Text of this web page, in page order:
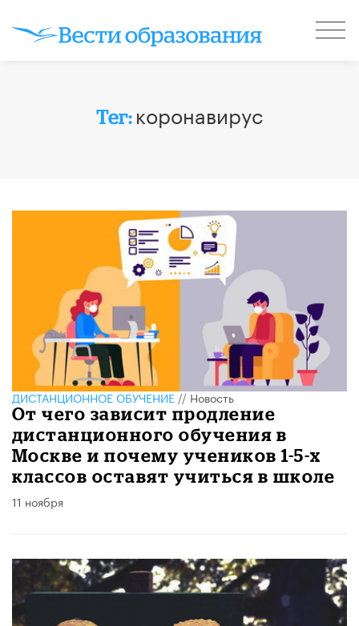
Тег: коронавирус
ДИСТАНЦИОННОЕ ОБУЧЕНИЕ//Новость
От чего зависит продление
дистанционного обучения в
Москве и почему учеников 1-5-х
классов оставят учиться в школе
11 ноября